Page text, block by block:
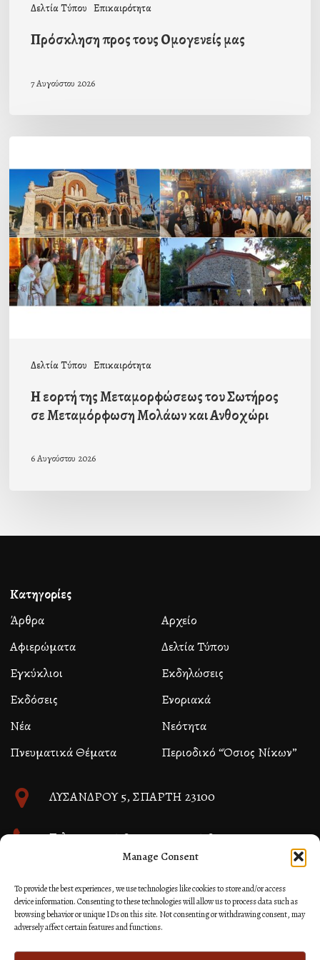
Manage Consent
To provide the best experiences, we use technologies like cookies to store and/or access
device information. Consenting to these technologies will allow us to process data such as
browsing behavior or unique IDs on this site. Not consenting or withdrawing consent, may
adversely affect certain features and functions.
Δελτία Τύπου Επικαιρότητα
Πρόσκληση προς τους Ομογενείς μας
7 Αυγούστου 2026
Δελτία Τύπου Επικαιρότητα
εορτή
της
Μεταμορφώσεως
του
Σωτήρος
σε
Μεταμόρφωση
Η εορτή της Μεταμορφώσεως του Σωτήρος
σε Μεταμόρφωση Μολάων και Ανθοχώρι
6 Αυγούστου 2026
Κατηγορίες
Άρθρα
Αρχείο
Αφιερώματα
Δελτία Τύπου
Εγκύκλιοι
Εκδηλώσεις
Εκδόσεις
Ενοριακά
Νέα
Νεότητα
Πνευματικά Θέματα
Περιοδικό “Όσιος Νίκων”
ΛΥΣΑΝΔΡΟΥ 5, ΣΠΑΡΤΗ 23100
Τηλ. 27310 26580 και 27310 26581